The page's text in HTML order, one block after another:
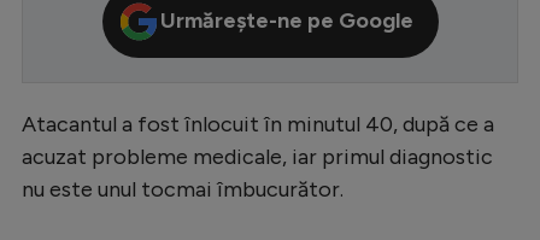
LaLiga
Bundesliga
Ligue 1
Urmărește-ne pe Google
Atacantul a fost înlocuit în minutul 40, după ce a
acuzat probleme medicale, iar primul diagnostic
nu este unul tocmai îmbucurător.